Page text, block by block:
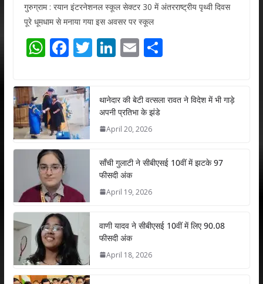
गुरुग्राम : रयान इंटरनेशनल स्कूल सेक्टर 30 में अंतरराष्ट्रीय पृथ्वी दिवस
पूरे धूमधाम से मनाया गया इस अवसर पर स्कूल
W
at
s
A
p
p
F
e
b
o
o
T
er
Li
e
dI
E
l
S
e
थानेदार की बेटी वत्सला रावत ने विदेश में भी गाड़े
अपनी प्रतिभा के झंडे
April 20, 2026
साँची गुलाटी ने सीबीएसई 10वीं में झटके 97
फीसदी अंक
April 19, 2026
वाणी यादव ने सीबीएसई 10वीं में लिए 90.08
फीसदी अंक
April 18, 2026